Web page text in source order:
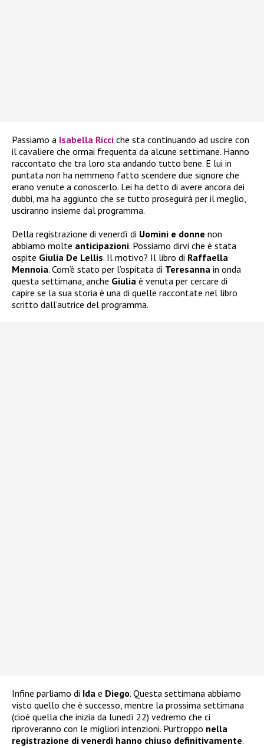
Passiamo a Isabella Ricci che sta continuando ad uscire con
il cavaliere che ormai frequenta da alcune settimane. Hanno
raccontato che tra loro sta andando tutto bene. E lui in
puntata non ha nemmeno fatto scendere due signore che
erano venute a conoscerlo. Lei ha detto di avere ancora dei
dubbi, ma ha aggiunto che se tutto proseguirà per il meglio,
usciranno insieme dal programma.
Della registrazione di venerdì di Uomini e donne non
abbiamo molte anticipazioni. Possiamo dirvi che è stata
ospite Giulia De Lellis. Il motivo? Il libro di Raffaella
Mennoia. Com’è stato per l’ospitata di Teresanna in onda
questa settimana, anche Giulia è venuta per cercare di
capire se la sua storia è una di quelle raccontate nel libro
scritto dall’autrice del programma.
Infine parliamo di Ida e Diego. Questa settimana abbiamo
visto quello che è successo, mentre la prossima settimana
(cioè quella che inizia da lunedì 22) vedremo che ci
riproveranno con le migliori intenzioni. Purtroppo nella
registrazione di venerdì hanno chiuso definitivamente.